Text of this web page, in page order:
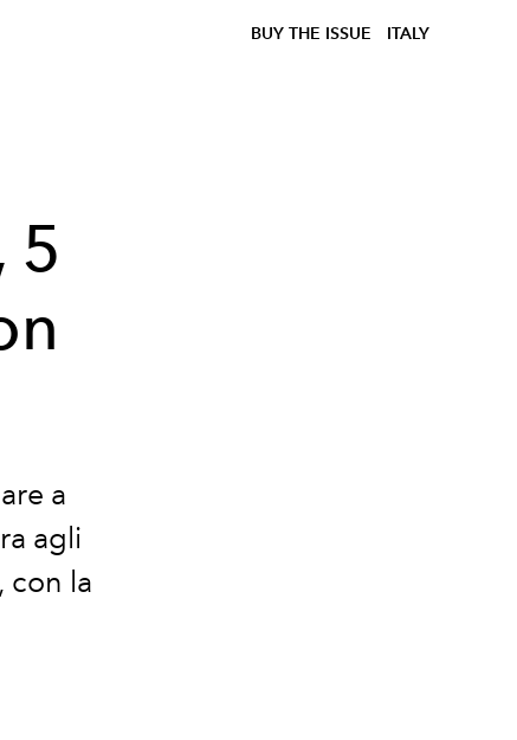
BUY THE ISSUE ITALY
5
a
agli
con la